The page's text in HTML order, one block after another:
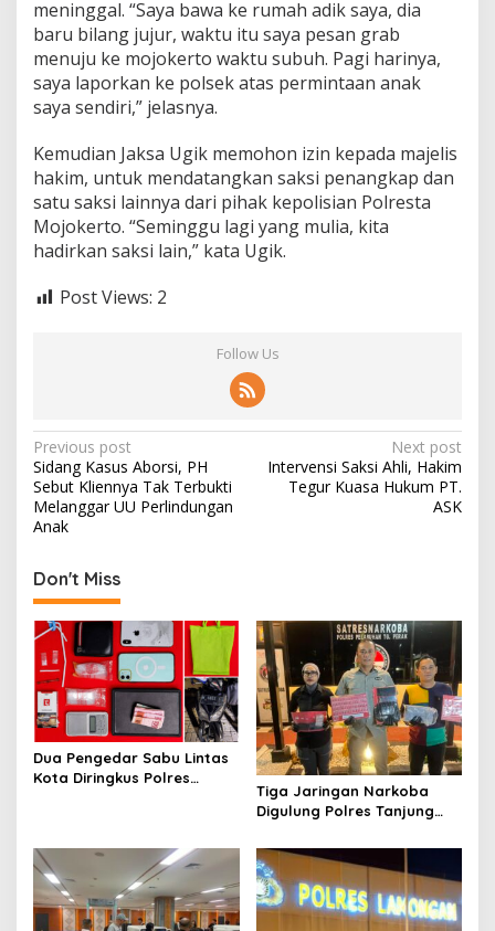
meninggal. “Saya bawa ke rumah adik saya, dia
baru bilang jujur, waktu itu saya pesan grab
menuju ke mojokerto waktu subuh. Pagi harinya,
saya laporkan ke polsek atas permintaan anak
saya sendiri,” jelasnya.
Kemudian Jaksa Ugik memohon izin kepada majelis
hakim, untuk mendatangkan saksi penangkap dan
satu saksi lainnya dari pihak kepolisian Polresta
Mojokerto. “Seminggu lagi yang mulia, kita
hadirkan saksi lain,” kata Ugik.
Post Views: 2
Follow Us
P
o
s
t
n
a
v
i
g
a
t
i
n
Previous post
Sidang Kasus Aborsi, PH
Sebut Kliennya Tak Terbukti
Melanggar UU Perlindungan
Anak
Next post
Intervensi Saksi Ahli, Hakim
Tegur Kuasa Hukum PT.
ASK
Don't Miss
Dua Pengedar Sabu Lintas
Kota Diringkus Polres
Tiga Jaringan Narkoba
Digulung Polres Tanjung
Dibekuk